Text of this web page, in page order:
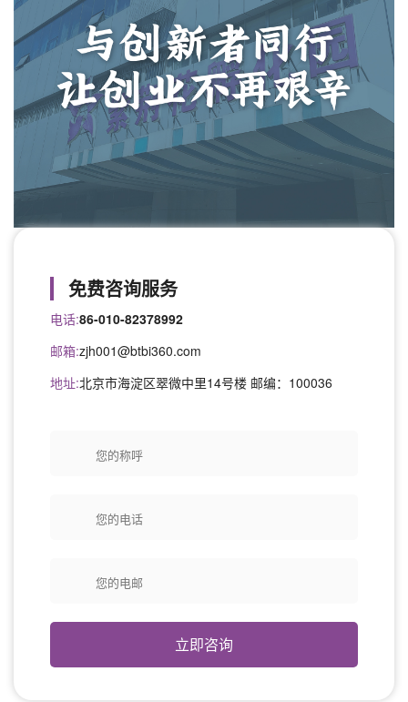
免费咨询服务
电话:86-010-82378992
邮箱:zjh001@btbi360.com
地址:北京市海淀区翠微中里14号楼 邮编：100036
立即咨询